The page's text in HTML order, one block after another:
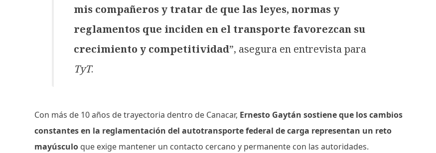
mis compañeros y tratar de que las leyes, normas y
reglamentos que inciden en el transporte favorezcan su
crecimiento y competitividad”, asegura en entrevista para
TyT.
Con más de 10 años de trayectoria dentro de Canacar, Ernesto Gaytán sostiene que los cambios
constantes en la reglamentación del autotransporte federal de carga representan un reto
mayúsculo que exige mantener un contacto cercano y permanente con las autoridades.